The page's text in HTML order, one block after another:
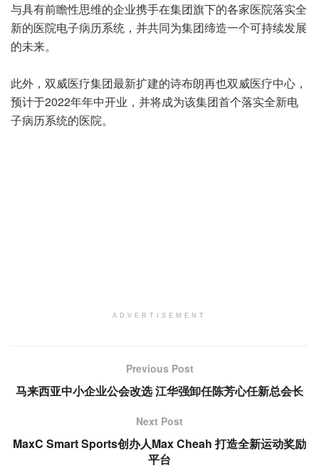
与具有前瞻性思维的企业携手在集团旗下的各家医院落实全
新的医院电子病历系统，并共同为集团缔造一个可持续发展
的未来。
此外，双威医疗集团最新扩建的诗布朗再也双威医疗中心，
预计于2022年年中开业，并将成为该集团首个落实全新电
子病历系统的医院。
ADVERTISEMENT
Previous Post
马来西亚中小企业公会改选 江华强卸任陈芳心任新总会长
Next Post
MaxC Smart Sports创办人Max Cheah 打造全新运动奖励
平台